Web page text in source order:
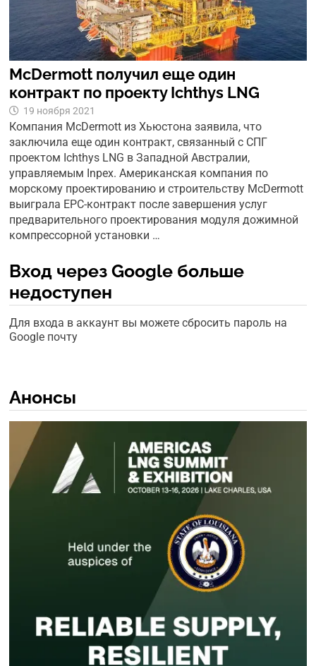
McDermott получил еще один
контракт по проекту Ichthys LNG
19 ноября 2021
Компания McDermott из Хьюстона заявила, что
заключила еще один контракт, связанный с СПГ
проектом Ichthys LNG в Западной Австралии,
управляемым Inpex. Американская компания по
морскому проектированию и строительству McDermott
выиграла EPC-контракт после завершения услуг
предварительного проектирования модуля дожимной
компрессорной установки …
Вход через Google больше
недоступен
Для входа в аккаунт вы можете сбросить пароль на
Google почту
Анонсы